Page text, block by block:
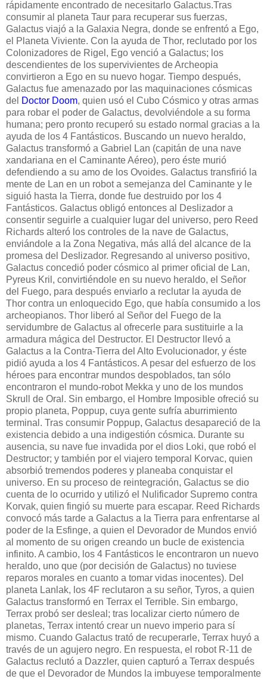
rápidamente encontrado de necesitarlo Galactus.Tras
consumir al planeta Taur para recuperar sus fuerzas,
Galactus viajó a la Galaxia Negra, donde se enfrentó a Ego,
el Planeta Viviente. Con la ayuda de Thor, reclutado por los
Colonizadores de Rigel, Ego venció a Galactus; los
descendientes de los supervivientes de Archeopia
convirtieron a Ego en su nuevo hogar. Tiempo después,
Galactus fue amenazado por las maquinaciones cósmicas
del Doctor Doom, quien usó el Cubo Cósmico y otras armas
para robar el poder de Galactus, devolviéndole a su forma
humana; pero pronto recuperó su estado normal gracias a la
ayuda de los 4 Fantásticos. Buscando un nuevo heraldo,
Galactus transformó a Gabriel Lan (capitán de una nave
xandariana en el Caminante Aéreo), pero éste murió
defendiendo a su amo de los Ovoides. Galactus transfirió la
mente de Lan en un robot a semejanza del Caminante y le
siguió hasta la Tierra, donde fue destruido por los 4
Fantásticos. Galactus obligó entonces al Deslizador a
consentir seguirle a cualquier lugar del universo, pero Reed
Richards alteró los controles de la nave de Galactus,
enviándole a la Zona Negativa, más allá del alcance de la
promesa del Deslizador. Regresando al universo positivo,
Galactus concedió poder cósmico al primer oficial de Lan,
Pyreus Kril, convirtiéndole en su nuevo heraldo, el Señor
del Fuego, para después enviarlo a reclutar la ayuda de
Thor contra un enloquecido Ego, que había consumido a los
archeopianos. Thor liberó al Señor del Fuego de la
servidumbre de Galactus al ofrecerle para sustituirle a la
armadura mágica del Destructor. El Destructor llevó a
Galactus a la Contra-Tierra del Alto Evolucionador, y éste
pidió ayuda a los 4 Fantásticos. A pesar del esfuerzo de los
héroes para encontrar mundos despoblados, tan sólo
encontraron el mundo-robot Mekka y uno de los mundos
Skrull de Oral. Sin embargo, el Hombre Imposible ofreció su
propio planeta, Poppup, cuya gente sufría aburrimiento
terminal. Tras consumir Poppup, Galactus desapareció de la
existencia debido a una indigestión cósmica. Durante su
ausencia, su nave fue invadida por el dios Loki, que robó el
Destructor; y también por el viajero temporal Korvac, quien
absorbió tremendos poderes y planeaba conquistar el
universo. En su proceso de reintegración, Galactus se dio
cuenta de lo ocurrido y utilizó el Nulificador Supremo contra
Korvak, quien fingió su muerte para escapar. Reed Richards
convocó más tarde a Galactus a la Tierra para enfrentarse al
poder de la Esfinge, a quien el Devorador de Mundos envió
al momento de su origen creando un bucle de existencia
infinito. A cambio, los 4 Fantásticos le encontraron un nuevo
heraldo, uno que (por decisión de Galactus) no tuviese
reparos morales en cuanto a tomar vidas inocentes). Del
planeta Lanlak, los 4F reclutaron a su señor, Tyros, a quien
Galactus transformó en Terrax el Terrible. Sin embargo,
Terrax probó ser desleal; tras localizar cierto número de
planetas, Terrax intentó crear un nuevo imperio para sí
mismo. Cuando Galactus trató de recuperarle, Terrax huyó a
través de un agujero negro. En respuesta, el robot R-11 de
Galactus reclutó a Dazzler, quien capturó a Terrax después
de que el Devorador de Mundos la imbuyese temporalmente